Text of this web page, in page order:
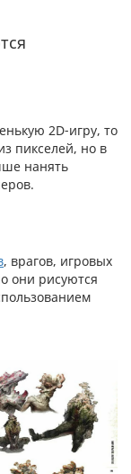
2D-игру, то
пикселей, но в
нанять
, врагов, игровых
они рисуются